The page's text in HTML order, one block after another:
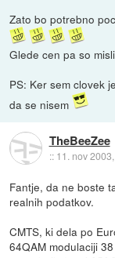
Zato bo potrebno
Glede cen pa so
PS: Ker sem clovek
da se nisem
TheBeeZee
:: 11. nov
Fantje, da ne boste
realnih podatkov.
CMTS, ki dela po
64QAM modulaciji